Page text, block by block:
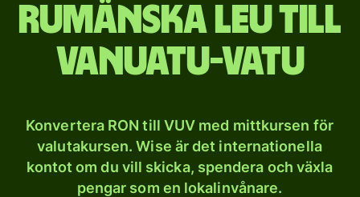
Rumänska leu till
Vanuatu-vatu
Konvertera RON till VUV med mittkursen för
valutakursen. Wise är det internationella
kontot om du vill skicka, spendera och växla
pengar som en lokalinvånare.